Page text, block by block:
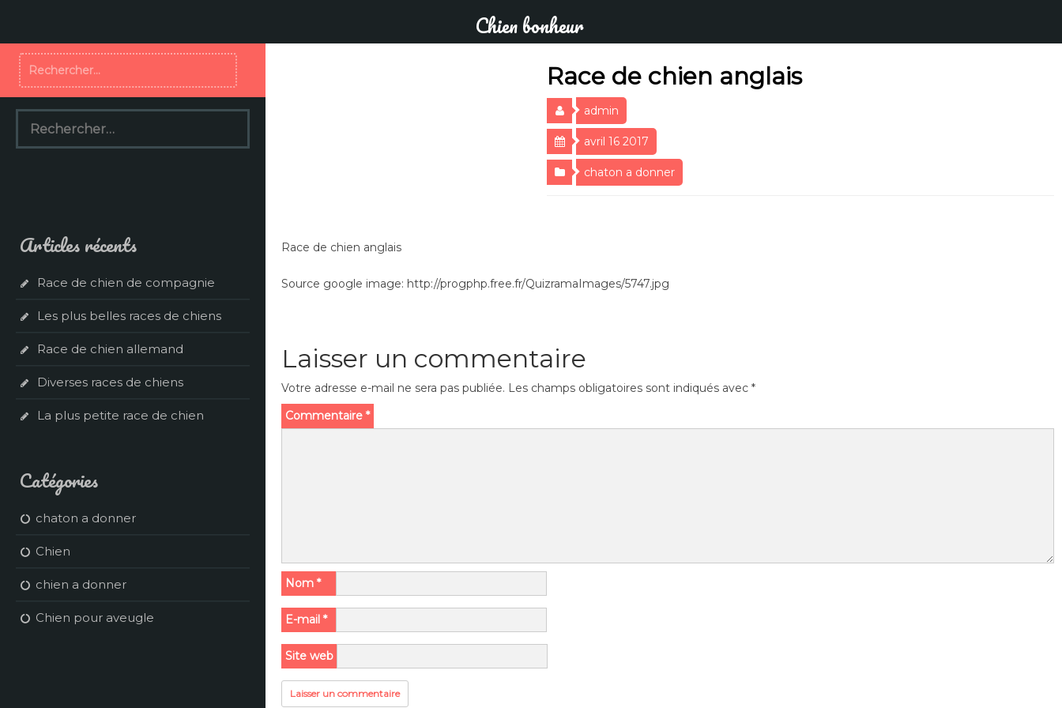
Chien bonheur
Race de chien anglais
admin
avril 16 2017
chaton a donner
Race de chien anglais
Source google image: http://progphp.free.fr/QuizramaImages/5747.jpg
Laisser un commentaire
Votre adresse e-mail ne sera pas publiée. Les champs obligatoires sont indiqués avec *
Commentaire *
Nom *
E-mail *
Site web
Rechercher :
Rechercher :
Articles récents
Race de chien de compagnie
Les plus belles races de chiens
Race de chien allemand
Diverses races de chiens
La plus petite race de chien
Catégories
chaton a donner
Chien
chien a donner
Chien pour aveugle